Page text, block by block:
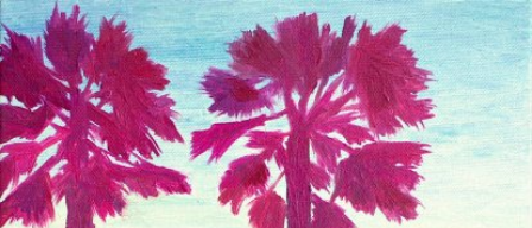
Skip to main content